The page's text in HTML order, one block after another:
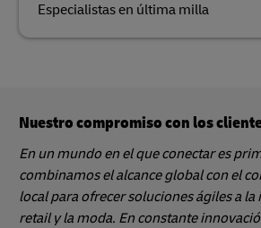
Especialistas en última milla
Nuestro compromiso con los
En un mundo en el que conectar es
combinamos el alcance global con el
local para ofrecer soluciones ágiles a
retail y la moda. En constante